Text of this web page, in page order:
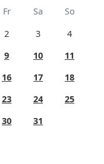
Fr Sa
So
2 3
4
9 10
11
16 17
18
23 24
25
30
31